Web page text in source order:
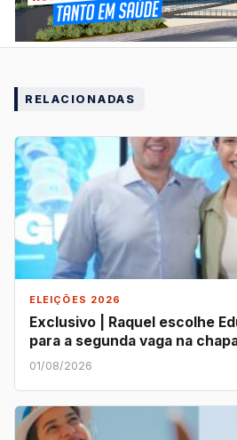
RELACIONADAS
ELEIÇÕES 2026
Exclusivo | Raquel escolhe
para a segunda vaga na
01/08/2026